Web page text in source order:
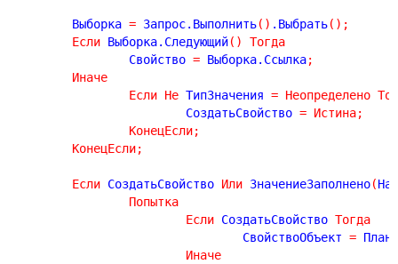
	Выборка
= Запрос.Выполнить( ) .Выбрать( ) ;
Если Выборка.Следующий( )
Тогда
		Свойство
= Выборка.Ссылка;
Иначе
Если Не ТипЗначения = Неопределено
			СоздатьСвойство
= Истина;
КонецЕсли;
КонецЕсли;
Если СоздатьСвойство Или ЗначениеЗаполнено(
Попытка
Если СоздатьСвойство Тогда
				СвойствоОбъект
=
Иначе